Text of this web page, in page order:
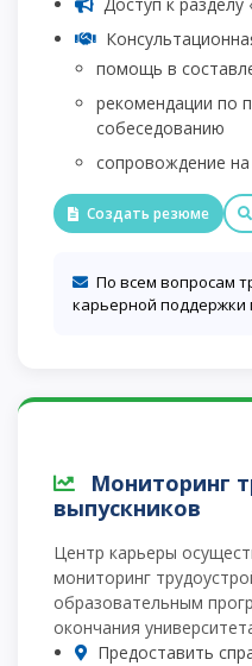
помощь в
рекомендации по
собеседованию
сопровождение
Создать резюме
По всем вопросам
карьерной поддержки
Мониторинг
выпускников
Центр карьеры
мониторинг
образовательным
окончания
Предоставить